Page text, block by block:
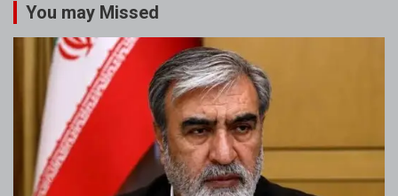
You may Missed